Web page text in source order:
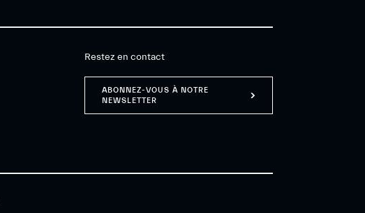
Restez en contact
ABONNEZ-VOUS À NOTRE
NEWSLETTER